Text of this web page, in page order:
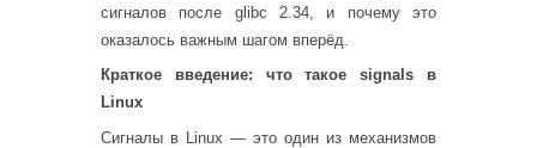
сигналов после glibc 2.34, и почему это
оказалось важным шагом вперёд.
Краткое введение: что такое signals в
Linux
Сигналы в Linux — это один из механизмов